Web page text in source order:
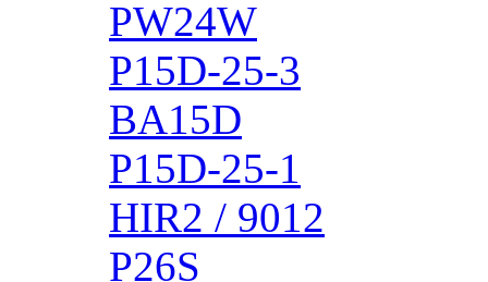
PW24W
P15D-25-3
BA15D
P15D-25-1
HIR2 / 9012
P26S